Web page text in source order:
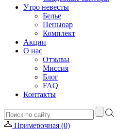
Утро невесты
Белье
Пеньюар
Комплект
Акции
О нас
Отзывы
Миссия
Блог
FAQ
Контакты
Примерочная (0)